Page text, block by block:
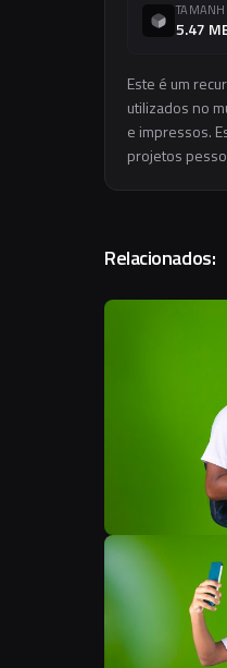
5.47
Este é um
utilizados no
e impressos.
projetos
Relacionados: